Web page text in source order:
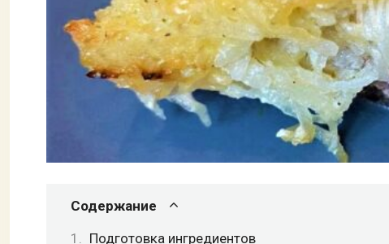
Содержание
Подготовка ингредиентов